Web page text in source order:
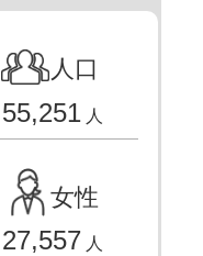
人口
55,251 人
女性
27,557 人